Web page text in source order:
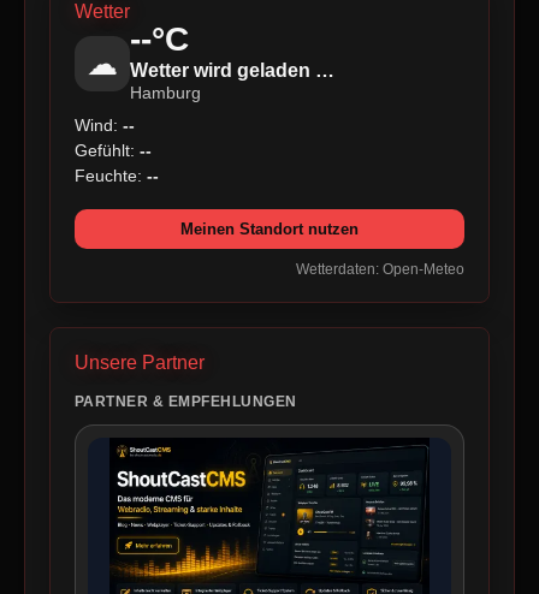
Wetter
☁
--°C
Wetter wird geladen …
Hamburg
Wind: --
Gefühlt: --
Feuchte: --
Meinen Standort nutzen
Wetterdaten: Open-Meteo
Unsere Partner
PARTNER & EMPFEHLUNGEN